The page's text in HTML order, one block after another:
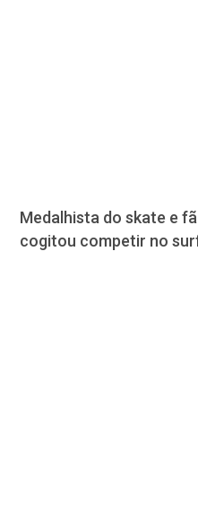
Medalhista do skate e
cogitou competir no